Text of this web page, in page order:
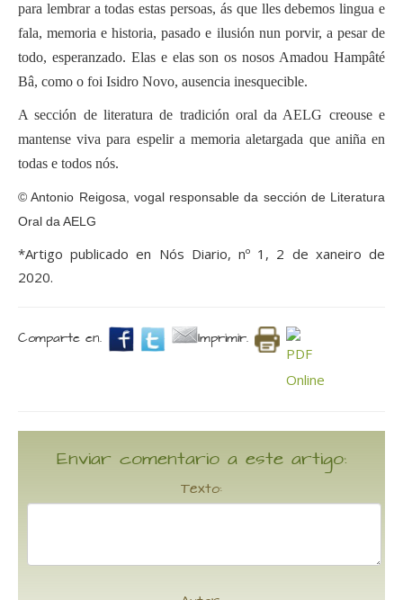
para lembrar a todas estas persoas, ás que lles debemos lingua e
fala, memoria e historia, pasado e ilusión nun porvir, a pesar de
todo, esperanzado. Elas e elas son os nosos Amadou Hampâté
Bâ, como o foi Isidro Novo, ausencia inesquecible.
A sección de literatura de tradición oral da AELG creouse e
mantense viva para espelir a memoria aletargada que aniña en
todas e todos nós.
© Antonio Reigosa, vogal responsable da sección de Literatura
Oral da AELG
*Artigo publicado en Nós Diario, nº 1, 2 de xaneiro de
2020.
Comparte en. Imprimir.
Enviar comentario a este artigo:
Texto: